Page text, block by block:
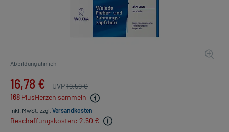
Abbildung ähnlich
16,78 € UVP19,59 €
168 PlusHerzen sammeln
inkl. MwSt. zzgl. Versandkosten
Beschaffungskosten: 2,50 €